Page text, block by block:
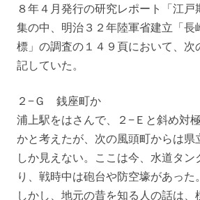
８年４月発行の研究レポート「江戸
集の中、明治３２年陸軍省建立「長
標」の調査の１４９頁において、次
記していた。
２−Ｇ 銭座町か
浦上駅をはさんで、２−Ｅと斜め対
かと考えたが、次の風頭町からは県
しか見えない。ここは今、水道タ
り、戦時中は砲台や防空壕があった。
しかし、地元の昔を知る人の話は